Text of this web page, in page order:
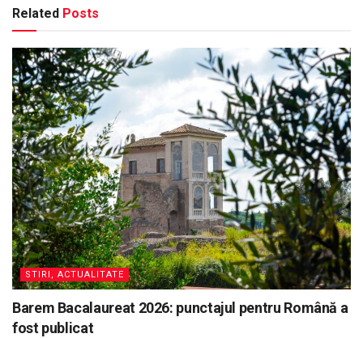
Related Posts
STIRI, ACTUALITATE
Barem Bacalaureat 2026: punctajul pentru Română a
fost publicat